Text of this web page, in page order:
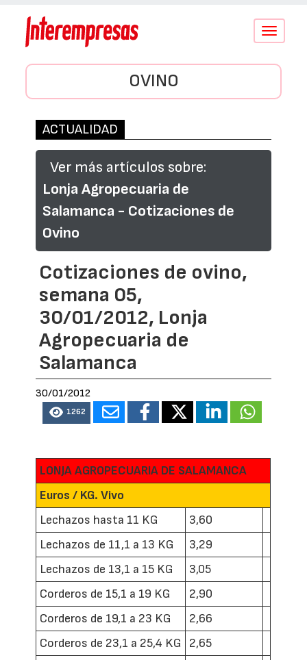
Conmutar
OVINO
ACTUALIDAD
Ver más artículos sobre:
Lonja Agropecuaria de
Salamanca - Cotizaciones de
Ovino
Cotizaciones de ovino,
semana 05,
30/01/2012, Lonja
Agropecuaria de
Salamanca
30/01/2012
1262
LONJA AGROPECUARIA DE SALAMANCA
Euros / KG. Vivo
Lechazos hasta 11 KG
3,60
Lechazos de 11,1 a 13 KG
3,29
Lechazos de 13,1 a 15 KG
3,05
Corderos de 15,1 a 19 KG
2,90
Corderos de 19,1 a 23 KG
2,66
Corderos de 23,1 a 25,4 KG
2,65